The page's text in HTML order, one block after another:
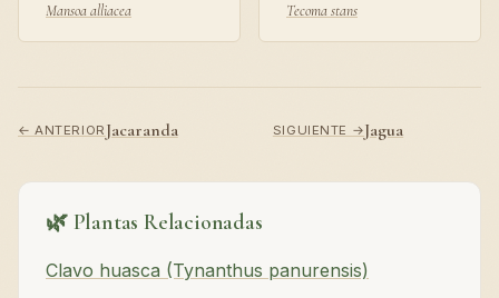
Mansoa alliacea Tecoma stans
← ANTERIORJacaranda SIGUIENTE →Jagua
🌿 Plantas Relacionadas
Clavo huasca (Tynanthus panurensis)